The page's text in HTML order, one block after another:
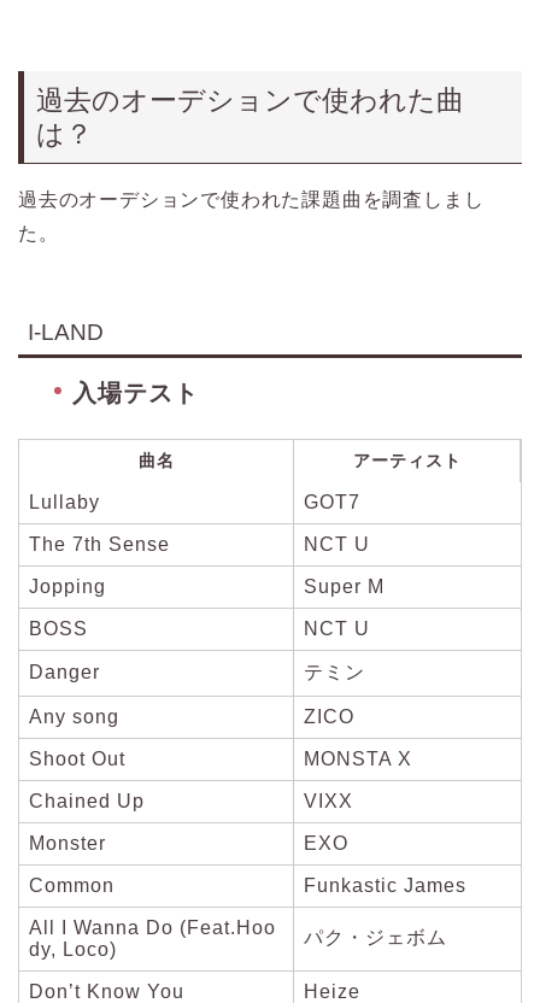
過去のオーデションで使われた曲
は？
過去のオーデションで使われた課題曲を調査しまし
た。
I-LAND
入場テスト
曲名 アーティスト
Lullaby GOT7
The 7th Sense NCT U
Jopping Super M
BOSS NCT U
Danger テミン
Any song ZICO
Shoot Out MONSTA X
Chained Up VIXX
Monster EXO
Common Funkastic James
All I Wanna Do (Feat.Hoo
dy, Loco)
パク・ジェボム
Don’t Know You Heize